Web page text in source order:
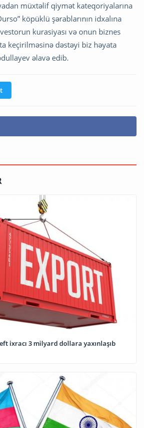
müxtəlif qiymət kateqoriyalarına
köpüklü şərablarının idxalına
kurasiyası və onun biznes
keçirilməsinə dəstəyi biz həyata
əlavə edib.
ixracı 3 milyard dollara yaxınlaşıb